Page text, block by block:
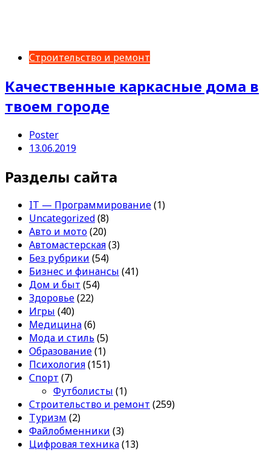
Строительство и ремонт
Качественные каркасные дома в
твоем городе
Poster
13.06.2019
Разделы сайта
IT — Программирование(1)
Uncategorized(8)
Авто и мото(20)
Автомастерская(3)
Без рубрики (54)
Бизнес и финансы (41)
Дом и быт (54)
Здоровье(22)
Игры (40)
Медицина(6)
Мода и стиль (5)
Образование(1)
Психология(151)
Спорт (7)
Футболисты (1)
Строительство и ремонт (259)
Туризм (2)
Файлобменники (3)
Цифровая техника(13)